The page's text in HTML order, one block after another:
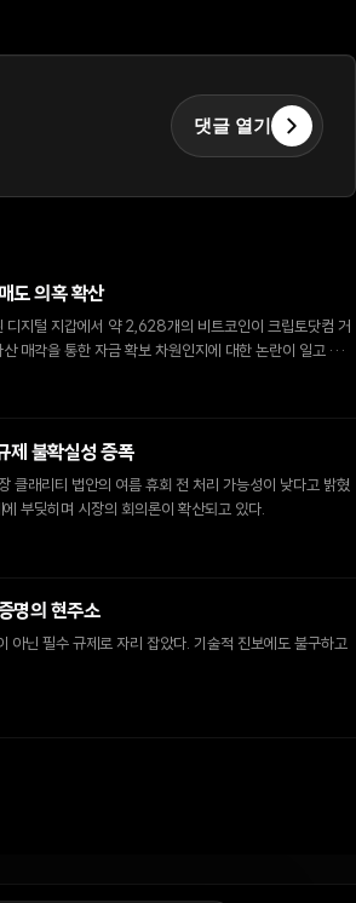
댓글 열기
도 의혹 확산
지털 지갑에서 약 2,628개의 비트코인이 크립토닷컴 거
매각을 통한 자금 확보 차원인지에 대한 논란이 일고 있
제 불확실성 증폭
래리티 법안의 여름 휴회 전 처리 가능성이 낮다고 밝혔
부딪히며 시장의 회의론이 확산되고 있다.
명의 현주소
닌 필수 규제로 자리 잡았다. 기술적 진보에도 불구하고